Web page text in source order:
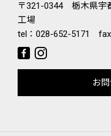
〒321-0344 栃木県宇
工場
tel： 028-652-5171 fax
お